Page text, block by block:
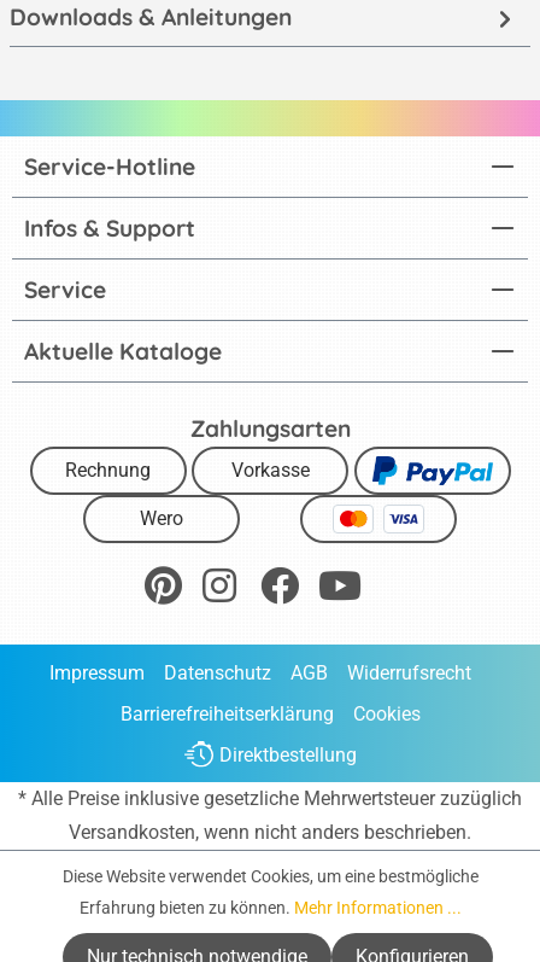
Downloads & Anleitungen
Aktuelle Kataloge
Service-Hotline
Infos & Support
Service
Zahlungsarten
Rechnung Vorkasse
Wero
Impressum Datenschutz AGB
Widerrufsrecht
Barrierefreiheitserklärung
Cookies
Direktbestellung
* Alle Preise inklusive gesetzliche Mehrwertsteuer zuzüglich
Versandkosten, wenn nicht anders beschrieben.
Diese Website verwendet Cookies, um eine bestmögliche
Erfahrung bieten zu können. Mehr Informationen ...
Nur technisch notwendige Konfigurieren